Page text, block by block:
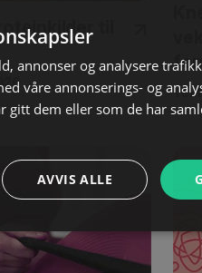
til
annonser og analysere
våre annonserings- og
gitt dem eller som de har
AVVIS ALLE